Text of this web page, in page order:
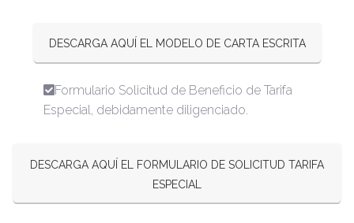
DESCARGA AQUÍ EL MODELO DE CARTA ESCRITA
Formulario Solicitud de Beneficio de Tarifa
Especial, debidamente diligenciado.
DESCARGA AQUÍ EL FORMULARIO DE SOLICITUD TARIFA
ESPECIAL